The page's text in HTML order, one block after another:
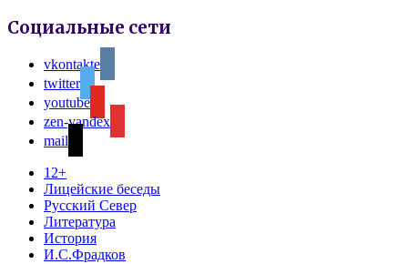
Социальные сети
vkontakte
twitter
youtube
zen-yandex
mail
12+
Лицейские беседы
Русский Север
Литература
История
И.С.Фрадков